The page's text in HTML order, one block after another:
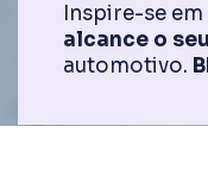
Inspire-se
alcance o
automotivo.